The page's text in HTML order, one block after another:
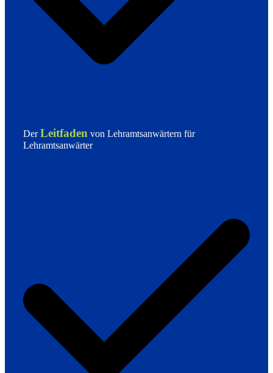
DerLeitfaden von Lehramtsanwärtern für
Lehramtsanwärter